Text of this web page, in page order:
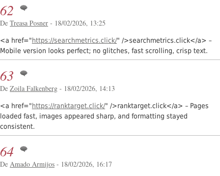
62
De Treasa Posner - 18/02/2026, 13:25
<a href="https://searchmetrics.click/" />searchmetrics.click</a> –
Mobile version looks perfect; no glitches, fast scrolling, crisp text.
63
De Zoila Falkenberg - 18/02/2026, 14:13
<a href="https://ranktarget.click/" />ranktarget.click</a> – Pages
loaded fast, images appeared sharp, and formatting stayed
consistent.
64
De Amado Armijos - 18/02/2026, 16:17